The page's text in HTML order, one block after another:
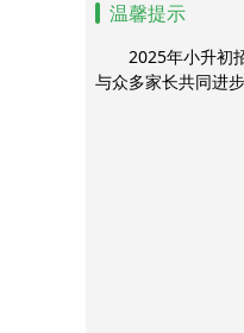
温馨提示
2025年小升初招
与众多家长共同进